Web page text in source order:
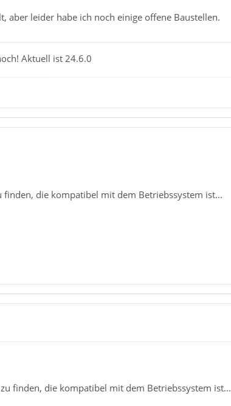
aber leider habe ich noch einige offene Baustellen.
Aktuell ist 24.6.0
finden, die kompatibel mit dem Betriebssystem ist...
finden, die kompatibel mit dem Betriebssystem ist...